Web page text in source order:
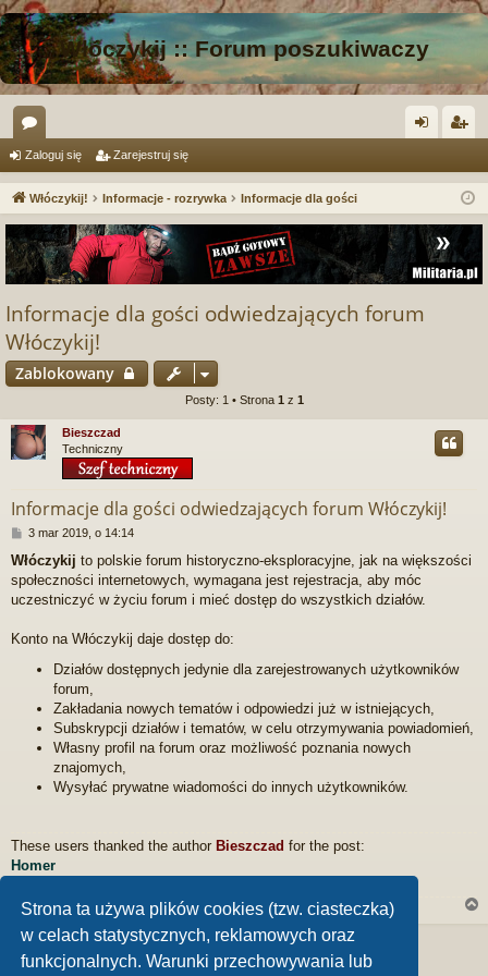
Strona ta używa plików cookies (tzw. ciasteczka)
w celach statystycznych, reklamowych oraz
funkcjonalnych. Warunki przechowywania lub
Włóczykij :: Forum poszukiwaczy
or
a og
si
ę
ej
tru
j
Zaloguj się Zarejestruj się
Włóczykij! Informacje - rozrywka Informacje dla gości
Informacje dla gości odwiedzających forum
Włóczykij!
Zablokowany
Posty: 1 • Strona 1z 1
Bieszczad
Techniczny
Informacje dla gości odwiedzających forum Włóczykij!
P
s
t
3 mar 2019, o 14:14
Włóczykij to polskie forum historyczno-eksploracyjne, jak na większości
społeczności internetowych, wymagana jest rejestracja, aby móc
uczestniczyć w życiu forum i mieć dostęp do wszystkich działów.
Konto na Włóczykij daje dostęp do:
Działów dostępnych jedynie dla zarejestrowanych użytkowników
forum,
Zakładania nowych tematów i odpowiedzi już w istniejących,
Subskrypcji działów i tematów, w celu otrzymywania powiadomień,
Własny profil na forum oraz możliwość poznania nowych
znajomych,
Wysyłać prywatne wiadomości do innych użytkowników.
These users thanked the author Bieszczad for the post:
Homer
Rating:5.56%
Zablokowany